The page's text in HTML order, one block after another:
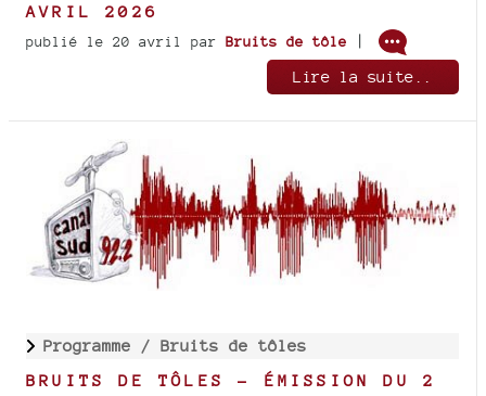
AVRIL 2026
publié le 20 avril par Bruits de tôle
|
Lire la suite..
Programme / Bruits de tôles
BRUITS DE TÔLES - ÉMISSION DU 2